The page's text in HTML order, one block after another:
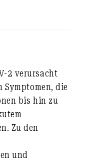
2 verursacht
die
bis hin zu
Zu den
und